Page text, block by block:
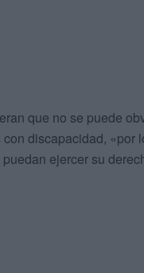
que no se puede
discapacidad,
ejercer su